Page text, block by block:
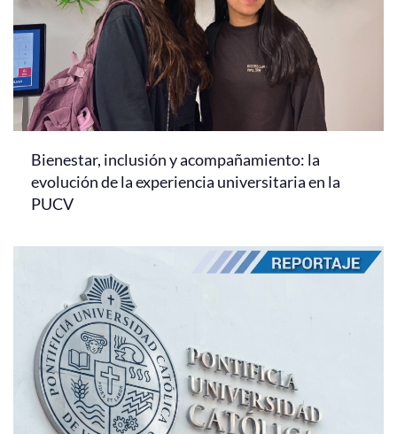
Bienestar, inclusión y acompañamiento: la
evolución de la experiencia universitaria en la
PUCV